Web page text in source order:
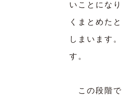
いことにな
くまとめた
しまいます
す。
この段階で